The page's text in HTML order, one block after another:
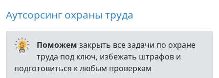
Аутсорсинг охраны труда
Поможем закрыть все задачи по охране
труда под ключ, избежать штрафов и
подготовиться к любым проверкам